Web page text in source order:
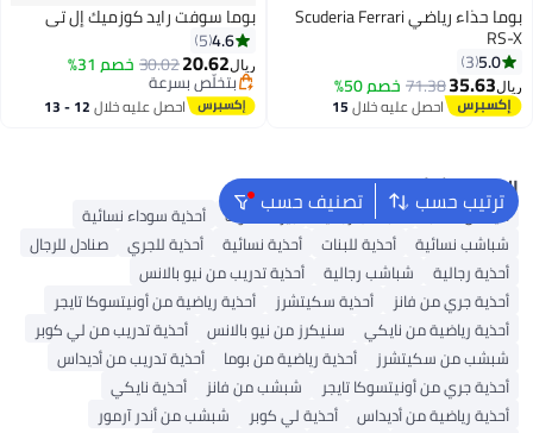
بوما حذاء رياضي Scuderia Ferrari
RS-X
5.0
3
ريال35.63
71.38خصم 50%
احصل عليه خلال15
بوما سوفت رايد كوزميك إل تي
4.6
5
ريال20.62
30.02خصم 31%
بتخلّص بسرعة
بتخلّص بسرعةاحصل عليه خلال 12 - 13
ترتيب حسب تصنيف حسب البحث الشائع
أديداس سامبا شباشب رجالية بيركنستوك
أحذية سوداء نسائية
شباشب نسائية
أحذية للبنات أحذية نسائية أحذية للجري
صنادل للرجال
أحذية رجالية
شباشب رجالية
أحذية تدريب من نيو بالانس
أحذية جري من فانز
أحذية سكيتشرز
أحذية رياضية من أونيتسوكا تايجر
أحذية رياضية من نايكي
سنيكرز من نيو بالانس
أحذية تدريب من لي كوبر
شبشب من سكيتشرز
أحذية رياضية من بوما
أحذية تدريب من أديداس
أحذية جري من أونيتسوكا تايجر
شبشب من فانز
أحذية نايكي
أحذية رياضية من أديداس
أحذية لي كوبر
شبشب من أندر آرمور